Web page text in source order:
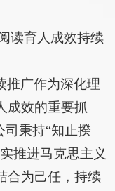
读育人成效持续
推广作为深化理
成效的重要抓
司秉持“知止揆
推进马克思主义
合为己任，持续